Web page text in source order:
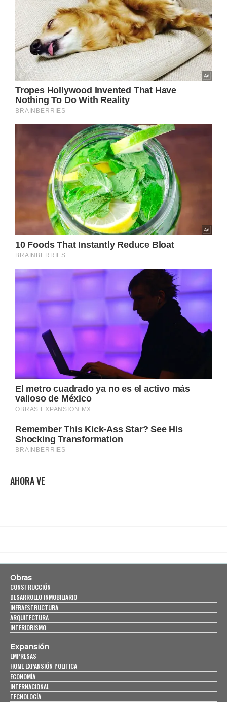
AHORA VE
Obras
CONSTRUCCIÓN
DESARROLLO INMOBILIARIO
INFRAESTRUCTURA
ARQUITECTURA
INTERIORISMO
Expansión
EMPRESAS
HOME EXPANSIÓN POLITICA
ECONOMÍA
INTERNACIONAL
TECNOLOGÍA